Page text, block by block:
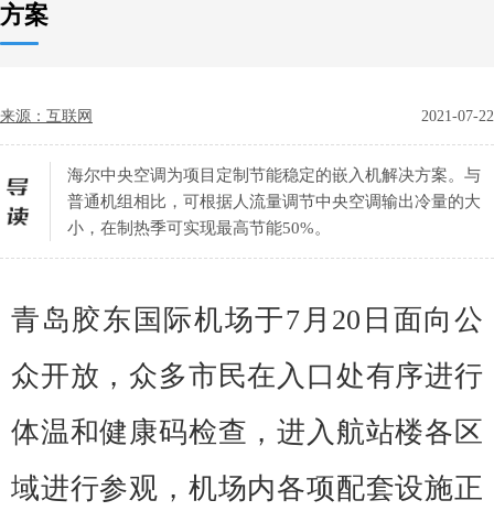
方案
来源：互联网 2021-07-22
海尔中央空调为项目定制节能稳定的嵌入机解决方案。与
普通机组相比，可根据人流量调节中央空调输出冷量的大
小，在制热季可实现最高节能50%。
青岛胶东国际机场于7月20日面向公
众开放，众多市民在入口处有序进行
体温和健康码检查，进入航站楼各区
域进行参观，机场内各项配套设施正